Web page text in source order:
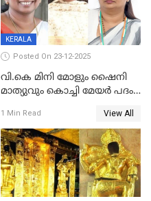
KERALA
Posted On 23-12-2025
വി.കെ മിനി മോളും ഷൈനി
മാത്യുവും കൊച്ചി മേയർ പദം
മേയറാകില്ല
1 Min Read View All